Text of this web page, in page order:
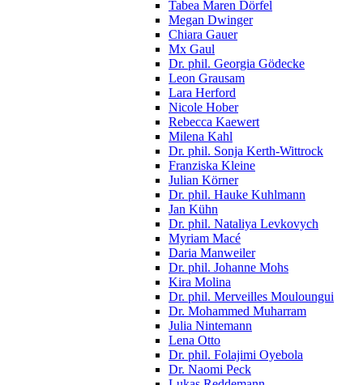
Tabea Maren Dörfel
Megan Dwinger
Chiara Gauer
Mx Gaul
Dr. phil. Georgia Gödecke
Leon Grausam
Lara Herford
Nicole Hober
Rebecca Kaewert
Milena Kahl
Dr. phil. Sonja Kerth-Wittrock
Franziska Kleine
Julian Körner
Dr. phil. Hauke Kuhlmann
Jan Kühn
Dr. phil. Nataliya Levkovych
Myriam Macé
Daria Manweiler
Dr. phil. Johanne Mohs
Kira Molina
Dr. phil. Merveilles Mouloungui
Dr. Mohammed Muharram
Julia Nintemann
Lena Otto
Dr. phil. Folajimi Oyebola
Dr. Naomi Peck